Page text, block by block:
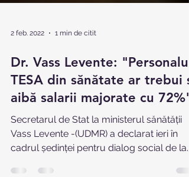
2 feb. 2022 1 min de citit
Dr. Vass Levente: "Personalul
TESA din sănătate ar trebui
aibă salarii majorate cu 72%"